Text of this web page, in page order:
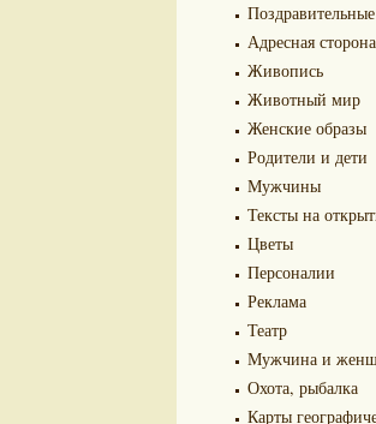
Поздравительные
Адресная сторона
Живопись
Животный мир
Женские образы
Родители и дети
Мужчины
Тексты на
Цветы
Персоналии
Реклама
Театр
Мужчина и
Охота, рыбалка
Карты